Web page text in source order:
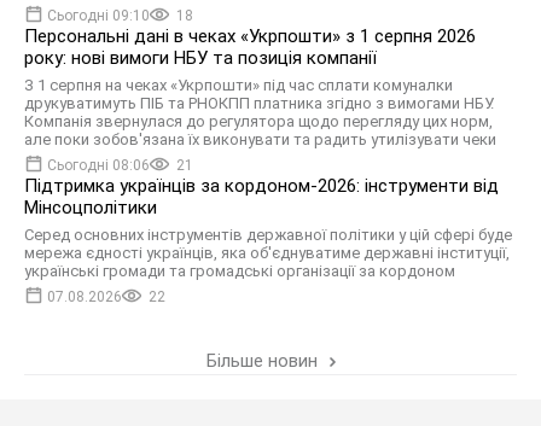
Сьогодні 09:10 18
Персональні дані в чеках «Укрпошти» з 1 серпня 2026
року: нові вимоги НБУ та позиція компанії
З 1 серпня на чеках «Укрпошти» під час сплати комуналки
друкуватимуть ПІБ та РНОКПП платника згідно з вимогами НБУ.
Компанія звернулася до регулятора щодо перегляду цих норм,
але поки зобов'язана їх виконувати та радить утилізувати чеки
Сьогодні 08:06 21
Підтримка українців за кордоном-2026: інструменти від
Мінсоцполітики
Серед основних інструментів державної політики у цій сфері буде
мережа єдності українців, яка об'єднуватиме державні інституції,
українські громади та громадські організації за кордоном
07.08.2026 22
Більше новин